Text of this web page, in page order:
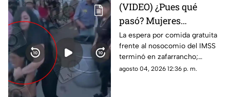
(VIDEO) ¿Pues qué
pasó? Mujeres
protagonizan peculiar
riña con jalones de
cabello en fila de
burritos y desatan
La espera por comida gratuita
frente al nosocomio del IMSS
terminó en zafarrancho;
testigos tuvieron que
agosto 04, 2026 12:36 p. m.